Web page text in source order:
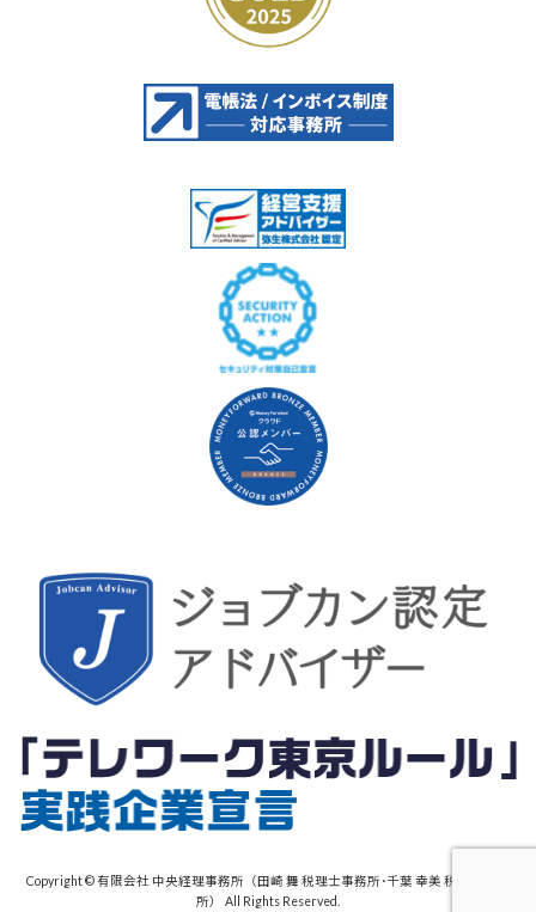
Copyright © 有限会社 中央経理事務所（田崎 舞 税理士事務所･千葉 幸美 税理士事務
所） All Rights Reserved.